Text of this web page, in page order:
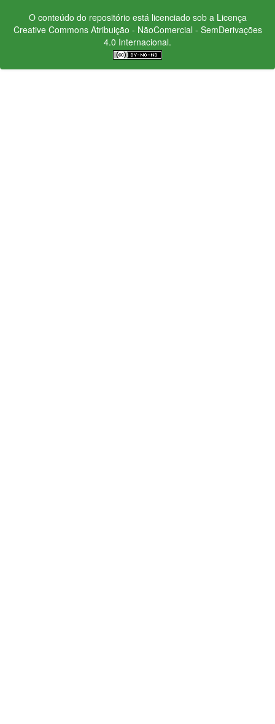
O conteúdo do repositório está licenciado sob a Licença
Creative CommonsAtribuição - NãoComercial - SemDerivações
4.0 Internacional.